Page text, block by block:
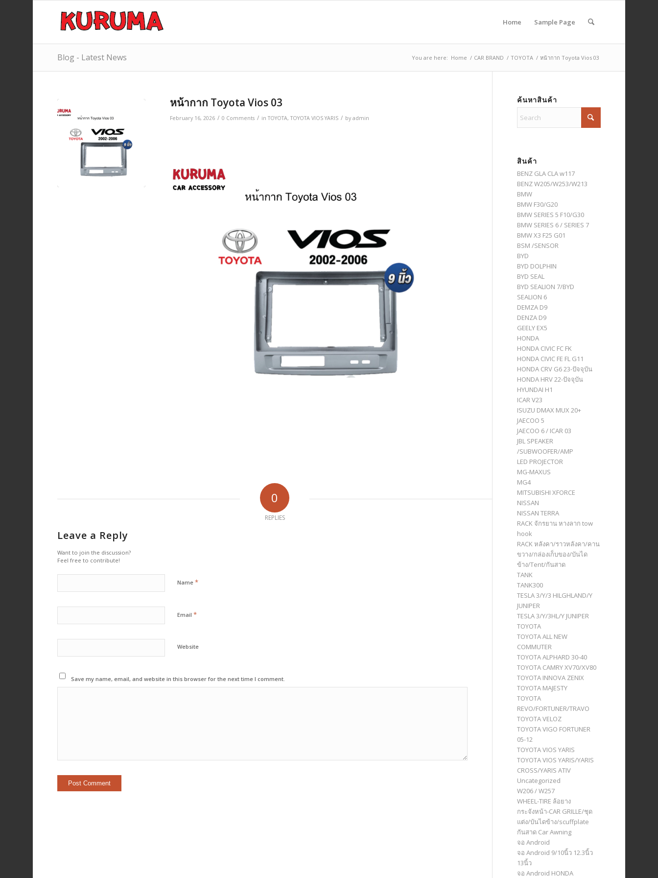
Home Sample Page
Blog - Latest News You are here: Home / CAR BRAND / TOYOTA / หน้ากาก Toyota Vios 03
หน้ากาก Toyota Vios 03
February 16, 2026 / 0 Comments / inTOYOTA,TOYOTA VIOS YARIS / byadmin
0
REPLIES
Leave a Reply
Want to join the discussion?
Feel free to contribute!
Name*
Email*
Website
Save my name, email, and website in this browser for the next time I comment.
ค้นหาสินค้า
สินค้า
BENZ GLA CLA w117
BENZ W205/W253/W213
BMW
BMW F30/G20
BMW SERIES 5 F10/G30
BMW SERIES 6 / SERIES 7
BMW X3 F25 G01
BSM /SENSOR
BYD
BYD DOLPHIN
BYD SEAL
BYD SEALION 7/BYD
SEALION 6
DEMZA D9
DENZA D9
GEELY EX5
HONDA
HONDA CIVIC FC FK
HONDA CIVIC FE FL G11
HONDA CRV G6 23-ปัจจุบัน
HONDA HRV 22-ปัจจุบัน
HYUNDAI H1
ICAR V23
ISUZU DMAX MUX 20+
JAECOO 5
JAECOO 6 / ICAR 03
JBL SPEAKER
/SUBWOOFER/AMP
LED PROJECTOR
MG-MAXUS
MG4
MITSUBISHI XFORCE
NISSAN
NISSAN TERRA
RACK จักรยาน หางลาก tow
hook
RACK หลังคา/ราวหลังคา/คาน
ขวาง/กล่องเก็บของ/บันได
ข้าง/Tent/กันสาด
TANK
TANK300
TESLA 3/Y/3 HILGHLAND/Y
JUNIPER
TESLA 3/Y/3HL/Y JUNIPER
TOYOTA
TOYOTA ALL NEW
COMMUTER
TOYOTA ALPHARD 30-40
TOYOTA CAMRY XV70/XV80
TOYOTA INNOVA ZENIX
TOYOTA MAJESTY
TOYOTA
REVO/FORTUNER/TRAVO
TOYOTA VELOZ
TOYOTA VIGO FORTUNER
05-12
TOYOTA VIOS YARIS
TOYOTA VIOS YARIS/YARIS
CROSS/YARIS ATIV
Uncategorized
W206 / W257
WHEEL-TIRE ล้อยาง
กระจังหน้า-CAR GRILLE/ชุด
แต่ง/บันไดข้าง/scuffplate
กันสาด Car Awning
จอ Android
จอ Android 9/10นิ้ว 12.3นิ้ว
13นิ้ว
จอ Android HONDA